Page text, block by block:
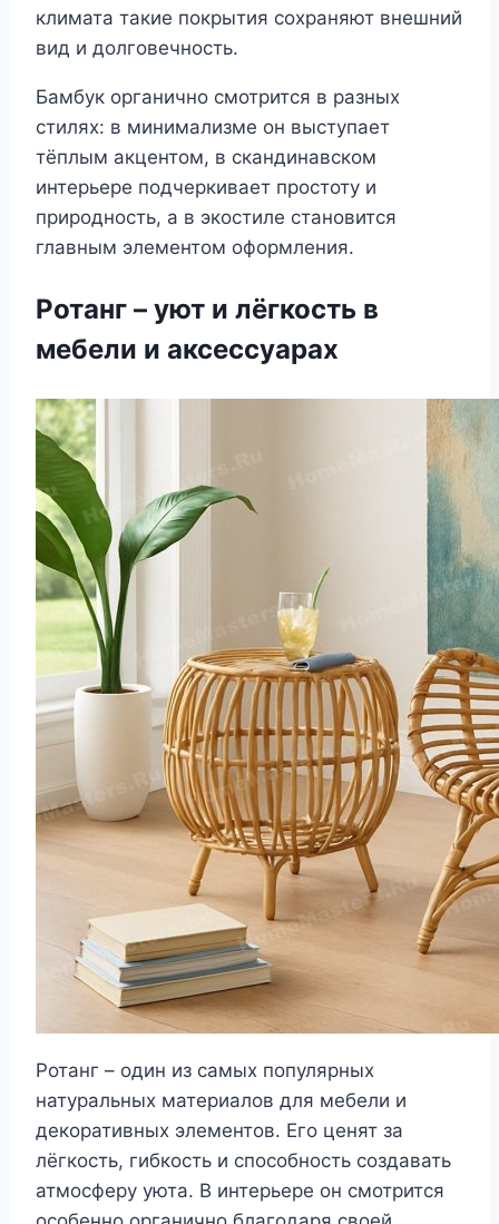
климата такие покрытия сохраняют внешний
вид и долговечность.
Бамбук органично смотрится в разных
стилях: в минимализме он выступает
тёплым акцентом, в скандинавском
интерьере подчеркивает простоту и
природность, а в экостиле становится
главным элементом оформления.
Ротанг – уют и лёгкость в
мебели и аксессуарах
Ротанг – один из самых популярных
натуральных материалов для мебели и
декоративных элементов. Его ценят за
лёгкость, гибкость и способность создавать
атмосферу уюта. В интерьере он смотрится